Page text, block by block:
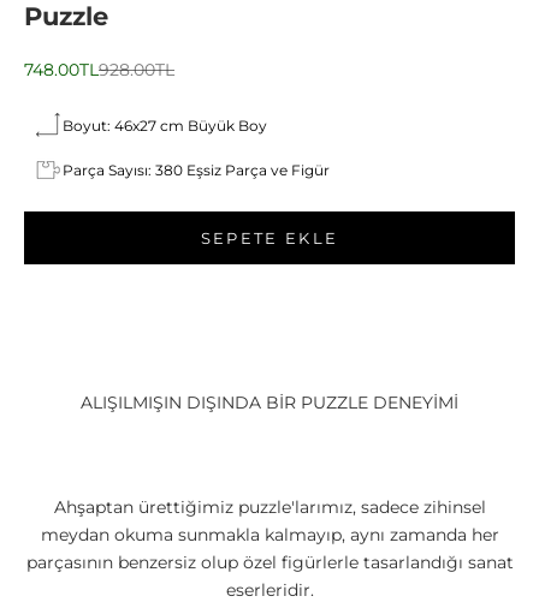
Puzzle
İndirimli fiyat
748.00TLNormal fiyat
928.00TL
Boyut: 46x27 cm Büyük Boy
Parça Sayısı: 380 Eşsiz Parça ve Figür
SEPETE EKLE
ALIŞILMIŞIN DIŞINDA BİR PUZZLE DENEYİMİ
Ahşaptan ürettiğimiz puzzle'larımız, sadece zihinsel
meydan okuma sunmakla kalmayıp, aynı zamanda her
parçasının benzersiz olup özel figürlerle tasarlandığı sanat
eserleridir.